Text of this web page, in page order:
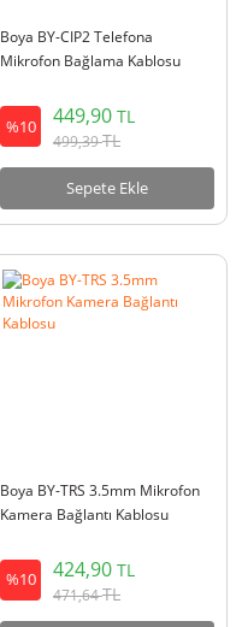
Boya BY-CIP2 Telefona
Mikrofon Bağlama Kablosu
%10 449,90 TL
499,39TL
Sepete Ekle
Boya BY-TRS 3.5mm Mikrofon
Kamera Bağlantı Kablosu
%10 424,90 TL
471,64TL